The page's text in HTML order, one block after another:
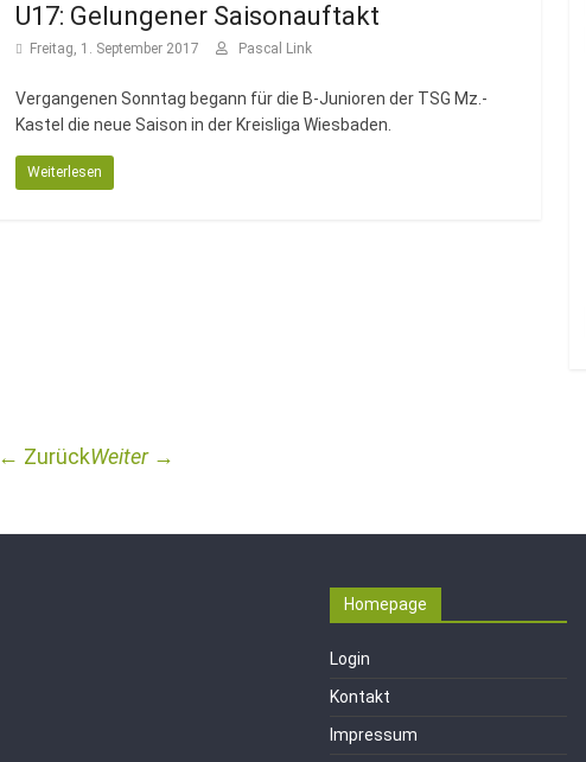
U17: Gelungener Saisonauftakt
Freitag, 1. September 2017 Pascal Link
Vergangenen Sonntag begann für die B-Junioren der TSG Mz.-
Kastel die neue Saison in der Kreisliga Wiesbaden.
Weiterlesen
← ZurückWeiter →
Homepage
Login
Kontakt
Impressum